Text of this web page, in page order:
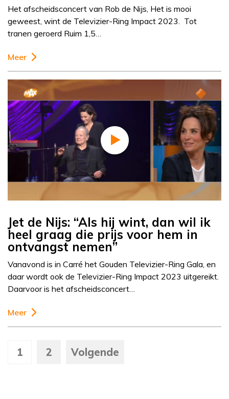
Het afscheidsconcert van Rob de Nijs, Het is mooi
geweest, wint de Televizier-Ring Impact 2023. Tot
tranen geroerd Ruim 1,5…
Meer
Jet de Nijs: “Als hij wint, dan wil ik
heel graag die prijs voor hem in
ontvangst nemen”
Vanavond is in Carré het Gouden Televizier-Ring Gala, en
daar wordt ook de Televizier-Ring Impact 2023 uitgereikt.
Daarvoor is het afscheidsconcert…
Meer
1 2 Volgende